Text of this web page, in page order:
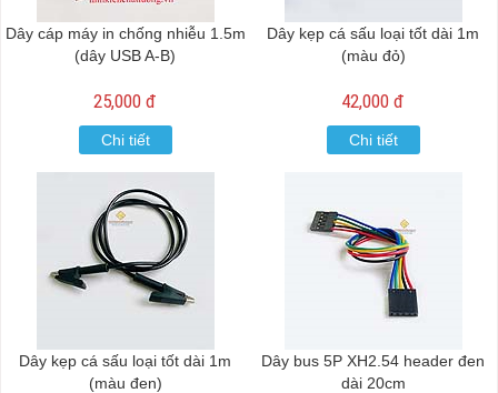
Dây cáp máy in chống nhiễu 1.5m
(dây USB A-B)
25,000 đ
Chi tiết
Dây kẹp cá sấu loại tốt dài 1m
(màu đỏ)
42,000 đ
Chi tiết
Dây kẹp cá sấu loại tốt dài 1m
(màu đen)
Dây bus 5P XH2.54 header đen
dài 20cm